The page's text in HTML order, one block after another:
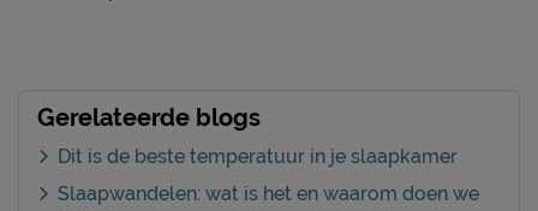
Gerelateerde blogs
Dit is de beste temperatuur in je slaapkamer
Slaapwandelen: wat is het en waarom doen we